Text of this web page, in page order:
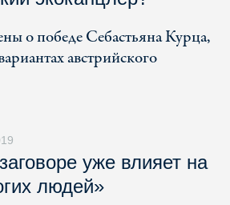
о победе Себастьяна Курца,
австрийского
уже влияет на
людей»